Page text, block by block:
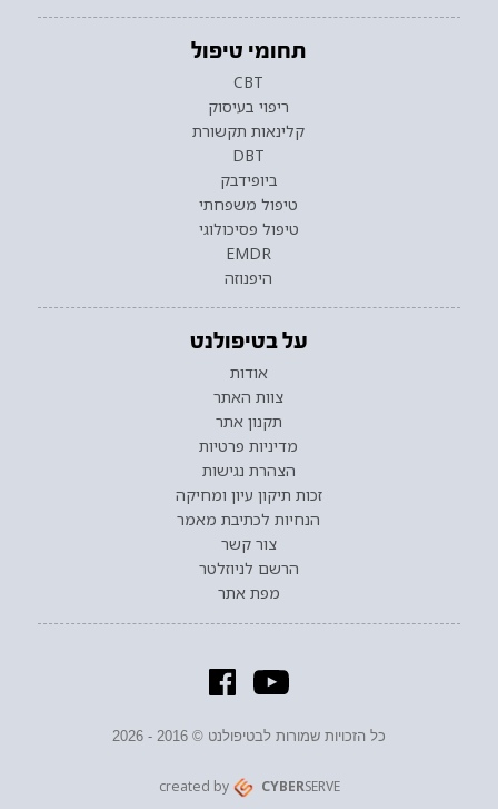
תחומי טיפול
CBT
ריפוי בעיסוק
קלינאות תקשורת
DBT
ביופידבק
טיפול משפחתי
טיפול פסיכולוגי
EMDR
היפנוזה
על בטיפולנט
אודות
צוות האתר
תקנון אתר
מדיניות פרטיות
הצהרת נגישות
זכות תיקון עיון ומחיקה
הנחיות לכתיבת מאמר
צור קשר
הרשם לניוזלטר
מפת אתר
כל הזכויות שמורות לבטיפולנט © 2016 - 2026
created by CYBERSERVE